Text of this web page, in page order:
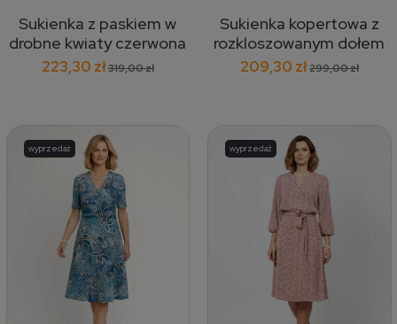
Sukienka z paskiem w
drobne kwiaty czerwona
512
223,30 zł319,00 zł
Sukienka kopertowa z
rozkloszowanym dołem
w kropki, czerwona 586
209,30 zł299,00 zł
wyprzedaż wyprzedaż